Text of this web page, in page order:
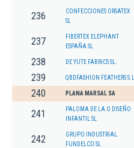
236
CONFECCIONES ORSATEX
SL
237
FIBERTEX ELEPHANT
ESPAÑA SL
238 DE YUTE FABRICS SL.
239 QBDFASHION FEATHERS S.L.
240 PLANA MARSAL SA
241
PALOMA DE LA O DISEÑO
INFANTIL SL
242
GRUPO INDUSTRIAL
FUNDELCO SL